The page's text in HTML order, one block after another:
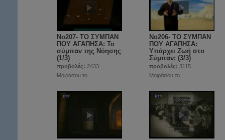
No207- ΤΟ ΣΥΜΠΑΝ
ΠΟΥ ΑΓΑΠΗΣΑ: Το
σύμπαν της Νόησης
(1/3)
προβολές: 2433
Μοιράσου το..
No206- ΤΟ ΣΥΜΠΑΝ
ΠΟΥ ΑΓΑΠΗΣΑ:
Υπάρχει Ζωή στο
Σύμπαν; (3/3)
προβολές: 3115
Μοιράσου το..